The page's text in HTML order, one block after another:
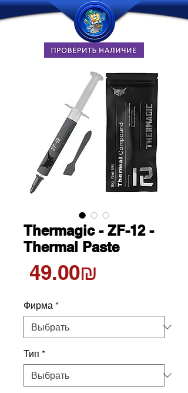
Thermagic - ZF-12 -
Thermal Paste
‏49.00 ‏₪
Фирма *
Тип *